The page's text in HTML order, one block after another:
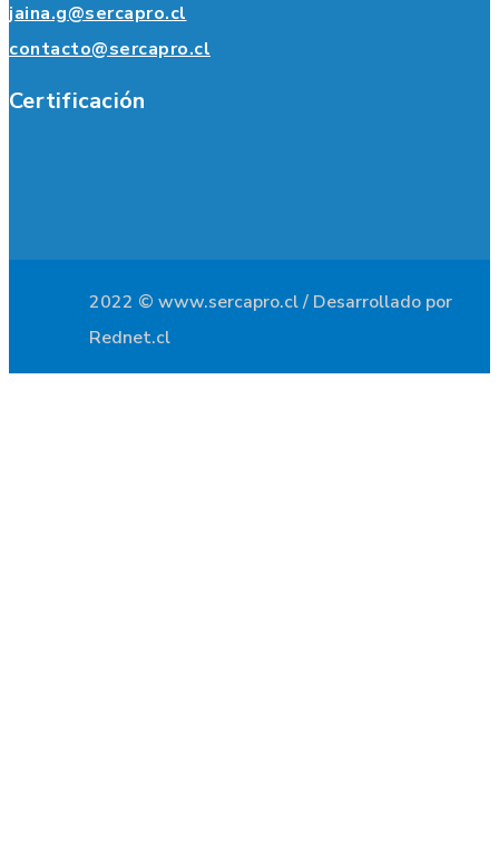
jaina.g@sercapro.cl
contacto@sercapro.cl
Certificación
2022 © www.sercapro.cl / Desarrollado por
Rednet.cl